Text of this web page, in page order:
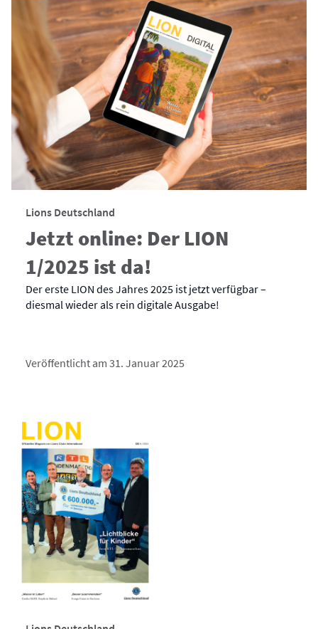
Lions Deutschland
Jetzt online: Der LION
1/2025 ist da!
Der erste LION des Jahres 2025 ist jetzt verfügbar –
diesmal wieder als rein digitale Ausgabe!
Veröffentlicht am 31. Januar 2025